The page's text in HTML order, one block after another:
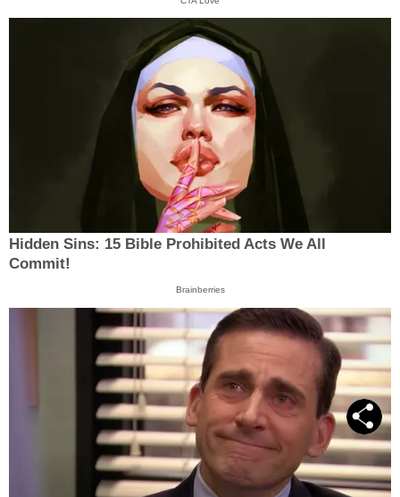
Hidden Sins: 15 Bible Prohibited Acts We All
Commit!
Brainberries